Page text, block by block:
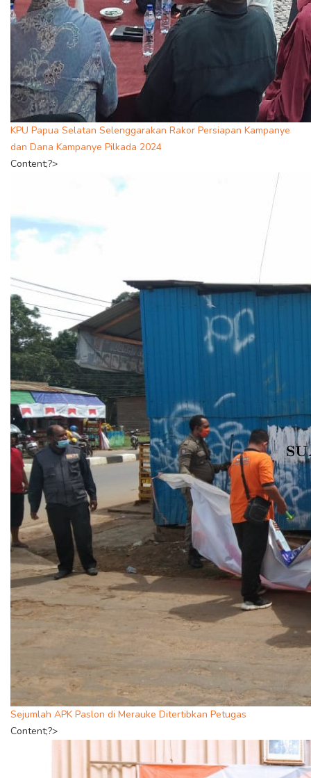
KPU Papua Selatan Selenggarakan Rakor Persiapan Kampanye
dan Dana Kampanye Pilkada 2024
Content;?>
Sejumlah APK Paslon di Merauke Ditertibkan Petugas
Content;?>